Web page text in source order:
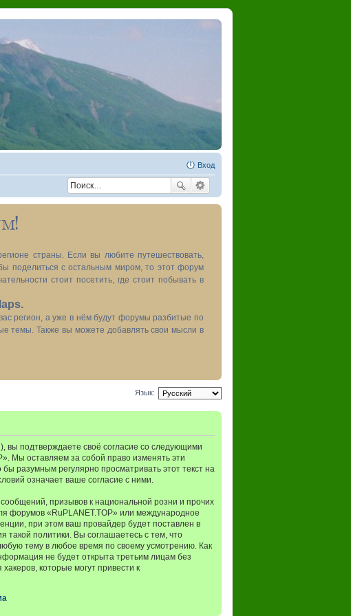
Вход
страны. Если вы любите путешествовать,
поделиться с остальным миром, то этот форум
стоит посетить, где стоит побывать в
регион, а уже в нём будут форумы разбитые по
темы. Также вы можете добавлять свои мысли в
Язык:
подтверждаете своё согласие со следующими
Мы оставляем за собой право изменять эти
разумным регулярно просматривать этот текст на
означает ваше согласие с ними.
призывов к национальной розни и прочих
форумов «RuPLANET.TOP» или международное
при этом ваш провайдер будет поставлен в
такой политики. Вы соглашаетесь с тем, что
тему в любое время по своему усмотрению. Как
не будет открыта третьим лицам без
которые могут привести к